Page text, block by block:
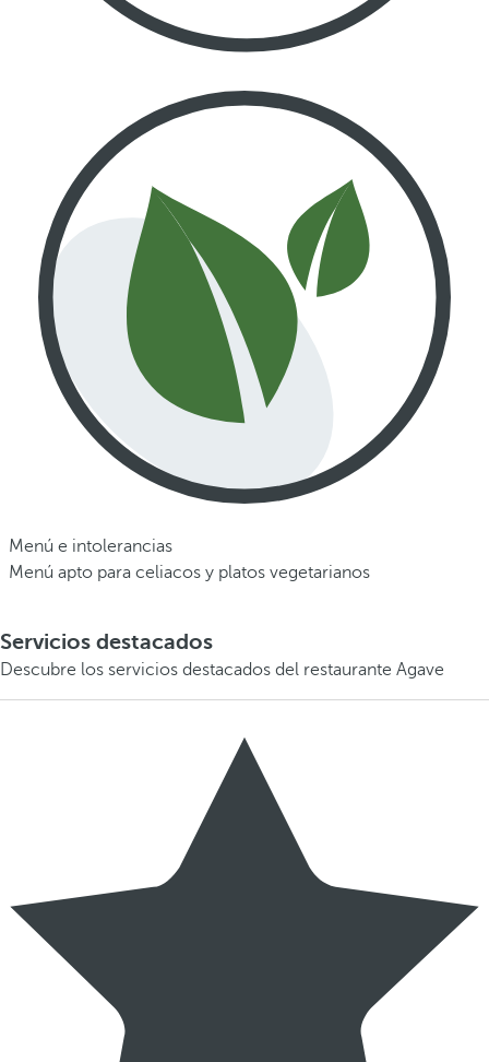
Menú e intolerancias
Menú apto para celiacos y platos vegetarianos
Servicios destacados
Descubre los servicios destacados del restaurante Agave